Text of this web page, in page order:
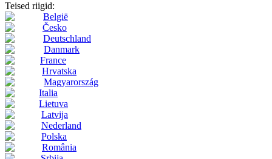
Teised riigid:
België
Česko
Deutschland
Danmark
France
Hrvatska
Magyarország
Italia
Lietuva
Latvija
Nederland
Polska
România